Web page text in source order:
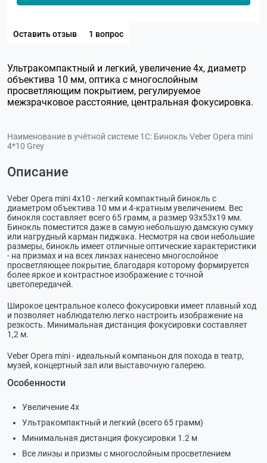
Оставить отзыв 1 вопрос
Ультракомпактный и легкий, увеличение 4х, диаметр
объектива 10 мм, оптика с многослойным
просветляющим покрытием, регулируемое
межзрачковое расстояние, центральная фокусировка.
Наименование в учётной системе 1С: Бинокль Veber Opera mini
4*10 Grey
Описание
Veber Opera mini 4х10 - легкий компактный бинокль с
диаметром объектива 10 мм и 4-кратным увеличением. Вес
бинокля составляет всего 65 грамм, а размер 93х53х19 мм.
Бинокль поместится даже в самую небольшую дамскую сумку
или нагрудный карман пиджака. Несмотря на свои небольшие
размеры, бинокль имеет отличные оптические характеристики
- на призмах и на всех линзах нанесено многослойное
просветляющее покрытие, благодаря которому формируется
более яркое и контрастное изображение с точной
цветопередачей.
Широкое центральное колесо фокусировки имеет плавный ход
и позволяет наблюдателю легко настроить изображение на
резкость. Минимальная дистанция фокусировки составляет
1,2 м.
Veber Opera mini - идеальный компаньон для похода в театр,
музей, концертный зал или выставочную галерею.
Особенности
Увеличение 4х
Ультракомпактный и легкий (всего 65 грамм)
Минимальная дистанция фокусировки 1.2 м
Все линзы и призмы с многослойным просветлением